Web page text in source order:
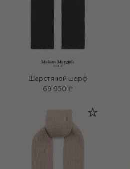
Шерстяной шарф
69 950 ₽